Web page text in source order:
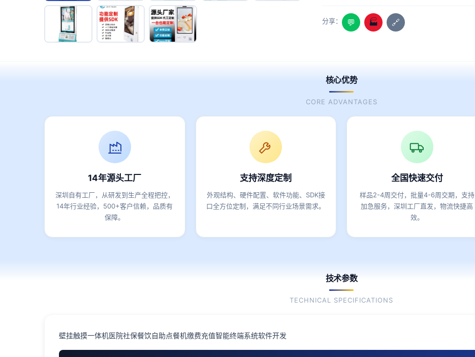
分享： 💬 🏭 🔗
核心优势
CORE ADVANTAGES
14年源头工厂
深圳自有工厂，从研发到生产全程把控，
14年行业经验，500+客户信赖，品质有
保障。
支持深度定制
外观结构、硬件配置、软件功能、SDK接
口全方位定制，满足不同行业场景需求。
全国快速交付
样品2-4周交付，批量4-6周交期，支持
加急服务，深圳工厂直发，物流快捷高
效。
技术参数
TECHNICAL SPECIFICATIONS
壁挂触摸一体机医院社保餐饮自助点餐机缴费充值智能终端系统软件开发